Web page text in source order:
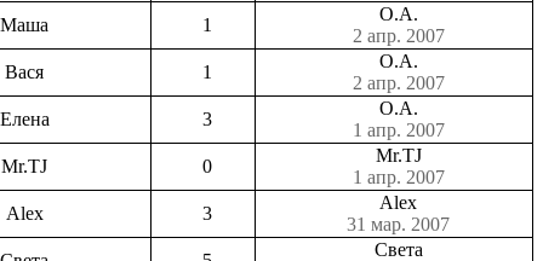
Маша
1
О.А.
2 апр. 2007
Вася
1
О.А.
2 апр. 2007
Елена
3
О.А.
1 апр. 2007
Mr.TJ
0
Mr.TJ
1 апр. 2007
Alex
3
Alex
31 мар. 2007
Света